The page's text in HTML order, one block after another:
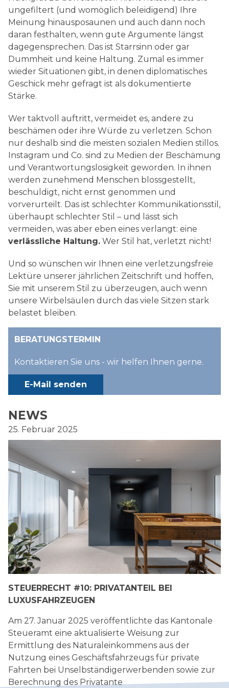
ungefiltert (und womöglich beleidigend) Ihre
Meinung hinausposaunen und auch dann noch
daran festhalten, wenn gute Argumente längst
dagegensprechen. Das ist Starrsinn oder gar
Dummheit und keine Haltung. Zumal es immer
wieder Situationen gibt, in denen diplomatisches
Geschick mehr gefragt ist als dokumentierte
Stärke.
Wer taktvoll auftritt, vermeidet es, andere zu
beschämen oder ihre Würde zu verletzen. Schon
nur deshalb sind die meisten sozialen Medien stillos.
Instagram und Co. sind zu Medien der Beschämung
und Verantwortungslosigkeit geworden. In ihnen
werden zunehmend Menschen blossgestellt,
beschuldigt, nicht ernst genommen und
vorverurteilt. Das ist schlechter Kommunikationsstil,
überhaupt schlechter Stil – und lässt sich
vermeiden, was aber eben eines verlangt: eine
verlässliche Haltung. Wer Stil hat, verletzt nicht!
Und so wünschen wir Ihnen eine verletzungsfreie
Lektüre unserer jährlichen Zeitschrift und hoffen,
Sie mit unserem Stil zu überzeugen, auch wenn
unsere Wirbelsäulen durch das viele Sitzen stark
belastet bleiben.
BERATUNGSTERMIN
Kontaktieren Sie uns - wir helfen Ihnen gerne.
E-Mail senden
NEWS
25. Februar 2025
STEUERRECHT #10: PRIVATANTEIL BEI
LUXUSFAHRZEUGEN
Am 27. Januar 2025 veröffentlichte das Kantonale
Steueramt eine aktualisierte Weisung zur
Ermittlung des Naturaleinkommens aus der
Nutzung eines Geschäftsfahrzeugs für private
Fahrten bei Unselbständigerwerbenden sowie zur
Berechnung des Privatante